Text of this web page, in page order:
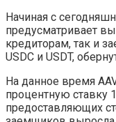
Начиная с
предусматривает
кредиторам, так и
USDC и USDT,
На данное время
процентную ставку
предоставляющих